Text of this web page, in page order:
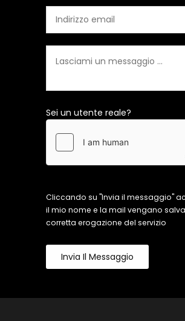
Sei un utente reale?
Cliccando su "Invia il messaggio"
il mio nome e la mail vengano
corretta erogazione del servizio
Invia Il Messaggio